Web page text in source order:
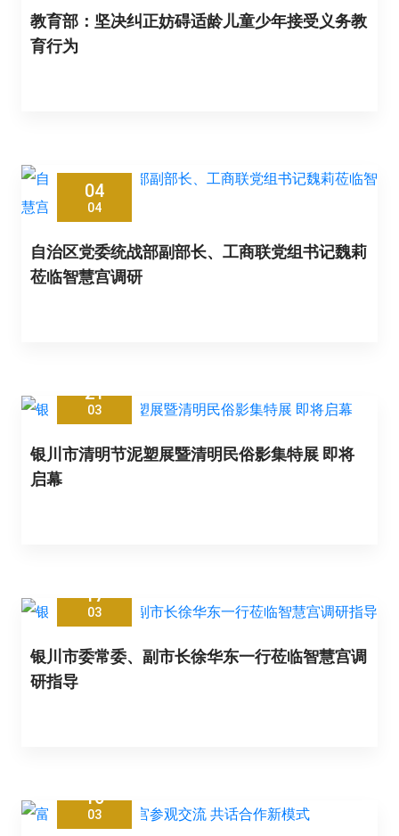
教育部：坚决纠正妨碍适龄儿童少年接受义务教
育行为
04
04
自治区党委统战部副部长、工商联党组书记魏莉
莅临智慧宫调研
21
03
银川市清明节泥塑展暨清明民俗影集特展 即将
启幕
17
03
银川市委常委、副市长徐华东一行莅临智慧宫调
研指导
16
03